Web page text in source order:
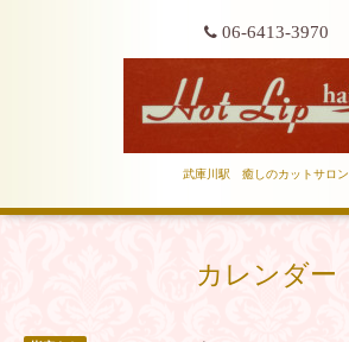
06-6413-3970
武庫川駅 癒しのカットサロン
カレンダー